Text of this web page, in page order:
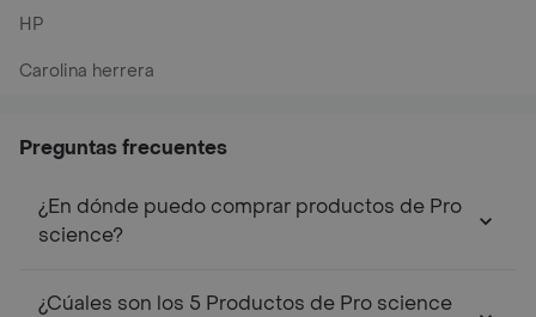
HP
Carolina herrera
Preguntas frecuentes
¿En dónde puedo comprar productos de Pro
science?
¿Cúales son los 5 Productos de Pro science